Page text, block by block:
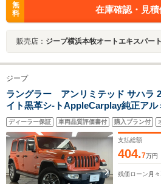
無
料
在庫確認・見積
販売店： ジープ横浜本牧オートエキスパー
ジープ
ラングラー アンリミテッド サハラ
イト黒革シ-トAppleCarplay純正アル
Bluetooth接続 フロントカメラ サイド
ラ 純正ナビ フルセグ 前面衝突警報
ズコントロール ETC2.0 認定中古車保
ディーラー保証 車両品質評価書付 購入プラン付
支払総額
404.7万円
残価ローン 月々